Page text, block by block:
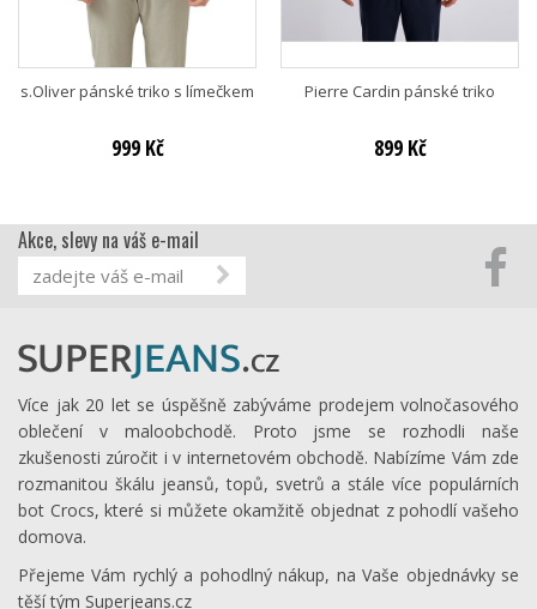
s.Oliver pánské triko s límečkem
999 Kč
Pierre Cardin pánské triko
899 Kč
Akce, slevy na váš e-mail
Více jak 20 let se úspěšně zabýváme prodejem volnočasového
oblečení v maloobchodě. Proto jsme se rozhodli naše
zkušenosti zúročit i v internetovém obchodě. Nabízíme Vám zde
rozmanitou škálu jeansů, topů, svetrů a stále více populárních
bot Crocs, které si můžete okamžitě objednat z pohodlí vašeho
domova.
Přejeme Vám rychlý a pohodlný nákup, na Vaše objednávky se
těší tým Superjeans.cz